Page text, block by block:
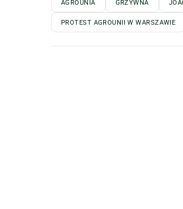
AGROUNIA GRZYWNA
PROTEST AGROUNII W WARSZAWIE